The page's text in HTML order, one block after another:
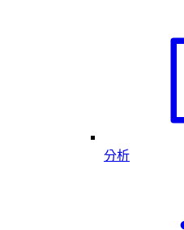
分析